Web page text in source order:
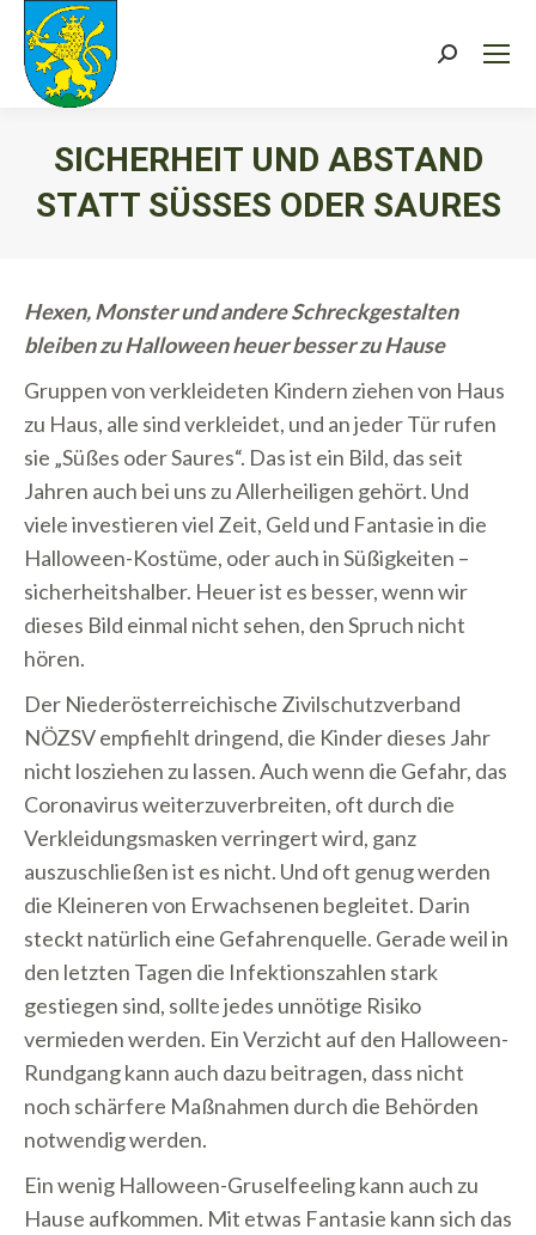
Search:
SICHERHEIT UND ABSTAND
STATT SÜSSES ODER SAURES
Hexen, Monster und andere Schreckgestalten
bleiben zu Halloween heuer besser zu Hause
Gruppen von verkleideten Kindern ziehen von Haus
zu Haus, alle sind verkleidet, und an jeder Tür rufen
sie „Süßes oder Saures“. Das ist ein Bild, das seit
Jahren auch bei uns zu Allerheiligen gehört. Und
viele investieren viel Zeit, Geld und Fantasie in die
Halloween-Kostüme, oder auch in Süßigkeiten –
sicherheitshalber. Heuer ist es besser, wenn wir
dieses Bild einmal nicht sehen, den Spruch nicht
hören.
Der Niederösterreichische Zivilschutzverband
NÖZSV empfiehlt dringend, die Kinder dieses Jahr
nicht losziehen zu lassen. Auch wenn die Gefahr, das
Coronavirus weiterzuverbreiten, oft durch die
Verkleidungsmasken verringert wird, ganz
auszuschließen ist es nicht. Und oft genug werden
die Kleineren von Erwachsenen begleitet. Darin
steckt natürlich eine Gefahrenquelle. Gerade weil in
den letzten Tagen die Infektionszahlen stark
gestiegen sind, sollte jedes unnötige Risiko
vermieden werden. Ein Verzicht auf den Halloween-
Rundgang kann auch dazu beitragen, dass nicht
noch schärfere Maßnahmen durch die Behörden
notwendig werden.
Ein wenig Halloween-Gruselfeeling kann auch zu
Hause aufkommen. Mit etwas Fantasie kann sich das